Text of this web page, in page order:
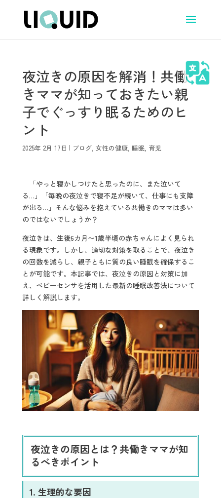
夜泣きの原因を解消！共働
きママが知っておきたい親
子でぐっすり眠るためのヒ
ント
2025年 2月 17日 | ブログ, 女性の健康, 睡眠, 育児
「やっと寝かしつけたと思ったのに、また泣いて
る…」「毎晩の夜泣きで寝不足が続いて、仕事にも支障
が出る…」そんな悩みを抱えている共働きのママは多い
のではないでしょうか？
夜泣きは、生後6カ月〜1歳半頃の赤ちゃんによく見られ
る現象です。しかし、適切な対策を取ることで、夜泣き
の回数を減らし、親子ともに質の良い睡眠を確保するこ
とが可能です。本記事では、夜泣きの原因と対策に加
え、ベビーセンサを活用した最新の睡眠改善法について
詳しく解説します。
夜泣きの原因とは？共働きママが知
るべきポイント
1. 生理的な要因